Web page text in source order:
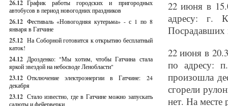
26.12 График работы городских и пригородных
автобусов в период новогодних праздников
26.12 Фестиваль «Новогодняя кутерьма» - с 1 по 8
января в Гатчине
25.12 На Соборной готовится к открытию бесплатный
каток!
24.12 Дрозденко: "Мы хотим, чтобы Гатчина стала
яркой звездой на небосводе Ленобласти"
23.12 Отключение электроэнергии в Гатчине: 24
декабря
23.12 Стало известно, где в Гатчине можно запускать
салюты и фейерверки
22 июня в
адресу: г.
Посрадавших
22 июня в
по адресу:
произошла
сгорели
нет. На месте